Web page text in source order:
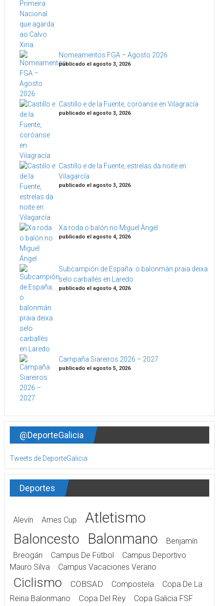
Nomeamentos FGA – Agosto 2026
publicado el agosto 3, 2026
Castillo e de la Fuente, coróanse en Vilagracía
publicado el agosto 3, 2026
Castillo e de la Fuente, estrelas da noite en
Vilagarcía
publicado el agosto 3, 2026
Xa roda o balón no Miguel Ángel
publicado el agosto 4, 2026
Subcampión de España: o balonmán praia deixa
selo carballés en Laredo
publicado el agosto 4, 2026
Campaña Siareiros 2026 – 2027
publicado el agosto 5, 2026
@DeporteGalicia
Tweets de DeporteGalicia
Deportes
Alevín Ames Cup Atletismo
Baloncesto Balonmano
Benjamín
Breogán
Campus De Fútbol
Campus Deportivo
Mauro Silva
Campus Vacaciones Verano
Ciclismo COBSAD Compostela
Copa De La
Reina Balonmano
Copa Del Rey
Copa Galicia FSF